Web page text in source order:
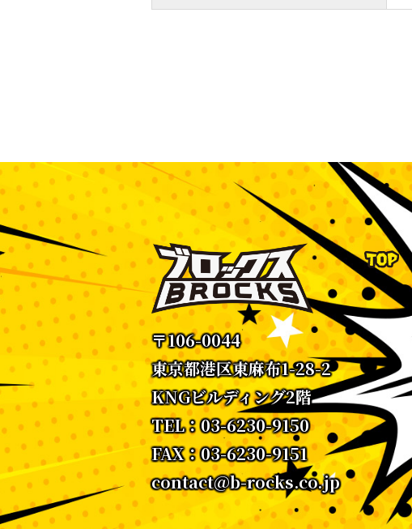
〒106-0044
東京都港区東麻布1-28-2
KNGビルディング2階
TEL：03-6230-9150
FAX：03-6230-9151
contact@b-rocks.co.jp